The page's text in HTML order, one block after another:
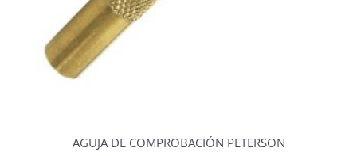
AGUJA DE COMPROBACIÓN PETERSON